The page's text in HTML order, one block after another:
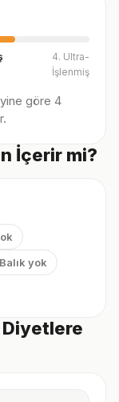
4. Ultra-
İşlenmiş
göre 4
İçerir mi?
Balık yok
Diyetlere